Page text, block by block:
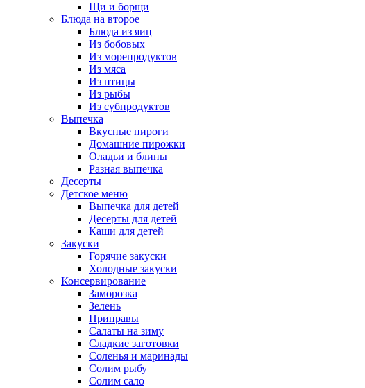
Щи и борщи
Блюда на второе
Блюда из яиц
Из бобовых
Из морепродуктов
Из мяса
Из птицы
Из рыбы
Из субпродуктов
Выпечка
Вкусные пироги
Домашние пирожки
Оладьи и блины
Разная выпечка
Десерты
Детское меню
Выпечка для детей
Десерты для детей
Каши для детей
Закуски
Горячие закуски
Холодные закуски
Консервирование
Заморозка
Зелень
Приправы
Салаты на зиму
Сладкие заготовки
Соленья и маринады
Солим рыбу
Солим сало